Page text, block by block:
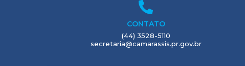
CONTATO
(44) 3528-5110
secretaria@camarassis.pr.gov.br